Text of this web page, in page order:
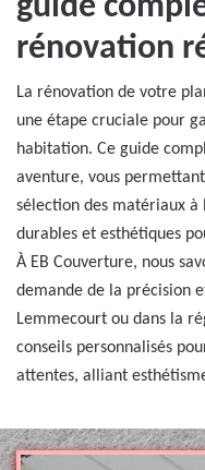
guide
rénovation
La rénovation de votre
une étape cruciale pour
habitation. Ce guide
aventure, vous
sélection des matériaux
durables et esthétiques
À EB Couverture, nous
demande de la précision
Lemmecourt ou dans la
conseils personnalisés
attentes, alliant